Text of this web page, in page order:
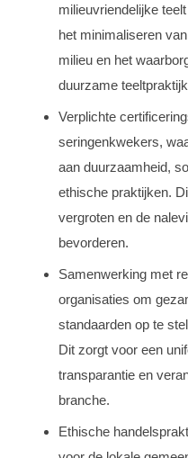
milieuvriendelijke
het minimaliseren
milieu en het
duurzame
Verplichte
seringenkwekers,
aan duurzaamheid,
ethische praktijken.
vergroten en de
bevorderen.
Samenwerking met
organisaties om
standaarden op te
Dit zorgt voor een
transparantie en
branche.
Ethische